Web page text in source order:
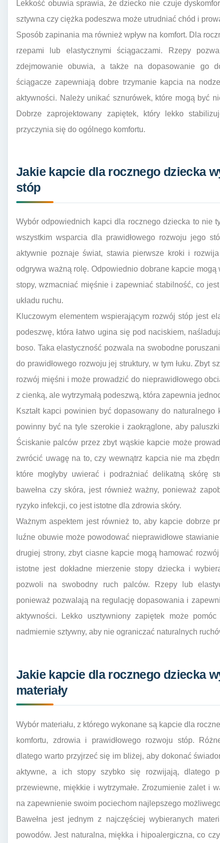
Lekkość obuwia sprawia, że dziecko nie czuje
sztywna czy ciężka podeszwa może utrudniać chód i
Sposób zapinania ma również wpływ na komfort. Dla
rzepami lub elastycznymi ściągaczami. Rzepy
zdejmowanie obuwia, a także na dopasowanie go
ściągacze zapewniają dobre trzymanie kapcia na
aktywności. Należy unikać sznurówek, które mogą być
Dobrze zaprojektowany zapiętek, który lekko
przyczynia się do ogólnego komfortu.
Jakie kapcie dla rocznego dziecka
stóp
Wybór odpowiednich kapci dla rocznego dziecka to nie
wszystkim wsparcia dla prawidłowego rozwoju jego
aktywnie poznaje świat, stawia pierwsze kroki i
odgrywa ważną rolę. Odpowiednio dobrane kapcie mogą
stopy, wzmacniać mięśnie i zapewniać stabilność, co
układu ruchu.
Kluczowym elementem wspierającym rozwój stóp jest
podeszwę, która łatwo ugina się pod naciskiem,
boso. Taka elastyczność pozwala na swobodne
do prawidłowego rozwoju jej struktury, w tym łuku. Zbyt
rozwój mięśni i może prowadzić do nieprawidłowego
z cienką, ale wytrzymałą podeszwą, która zapewnia
Kształt kapci powinien być dopasowany do
powinny być na tyle szerokie i zaokrąglone, aby
Ściskanie palców przez zbyt wąskie kapcie może
zwrócić uwagę na to, czy wewnątrz kapcia nie ma
które mogłyby uwierać i podrażniać delikatną skórę
bawełna czy skóra, jest również ważny, ponieważ
ryzyko infekcji, co jest istotne dla zdrowia skóry.
Ważnym aspektem jest również to, aby kapcie dobrze
luźne obuwie może powodować nieprawidłowe
drugiej strony, zbyt ciasne kapcie mogą hamować
istotne jest dokładne mierzenie stopy dziecka i
pozwoli na swobodny ruch palców. Rzepy lub
ponieważ pozwalają na regulację dopasowania i
aktywności. Lekko usztywniony zapiętek może
nadmiernie sztywny, aby nie ograniczać naturalnych
Jakie kapcie dla rocznego dziecka
materiały
Wybór materiału, z którego wykonane są kapcie dla
komfortu, zdrowia i prawidłowego rozwoju stóp.
dlatego warto przyjrzeć się im bliżej, aby dokonać
aktywne, a ich stopy szybko się rozwijają, dlatego
przewiewne, miękkie i wytrzymałe. Zrozumienie zalet i
na zapewnienie swoim pociechom najlepszego
Bawełna jest jednym z najczęściej wybieranych
powodów. Jest naturalna, miękka i hipoalergiczna, co